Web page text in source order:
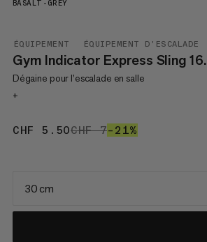
ÉQUIPEMENT ÉQUIPEMENT D'ESCALADE
Gym Indicator Express Sling
Dégaine pour l’escalade en salle
+
CHF 5.50CHF 5.50
CHF 7CHF 7
–21%
BASALT-GREY
30 cm